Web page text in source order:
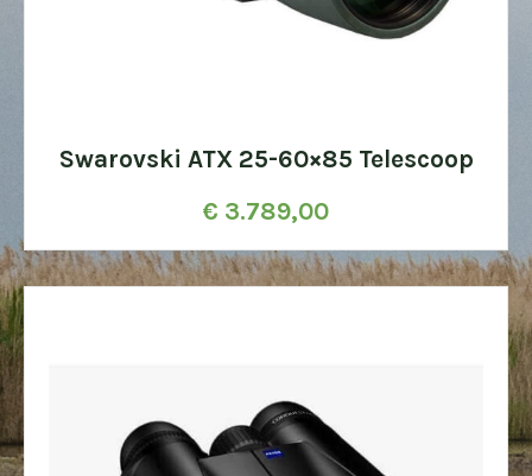
Swarovski ATX 25-60×85 Telescoop
€ 3.789,00